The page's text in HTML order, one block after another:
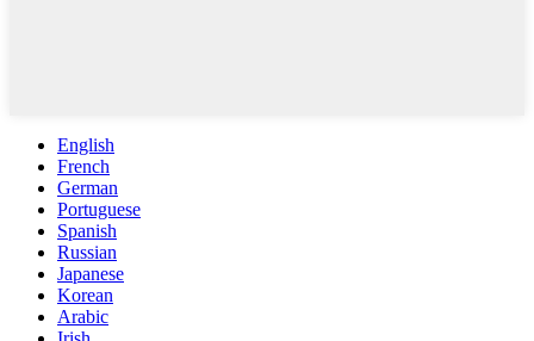
English
French
German
Portuguese
Spanish
Russian
Japanese
Korean
Arabic